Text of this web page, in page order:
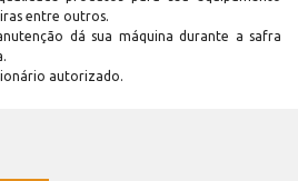
entre outros.
dá sua máquina durante a safra
autorizado.